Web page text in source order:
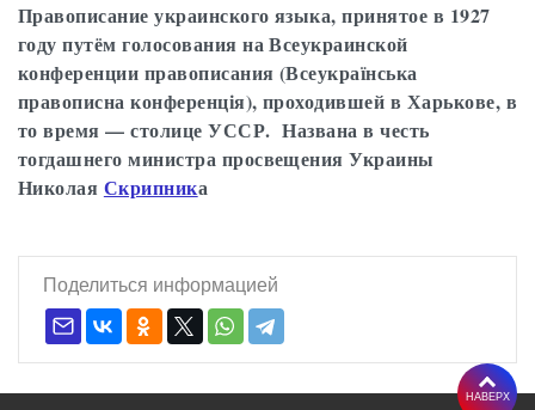
Правописание украинского языка, принятое в 1927
году путём голосования на Всеукраинской
конференции правописания (Всеукраїнська
правописна конференція), проходившей в Харькове, в
то время — столице УССР. Названа в честь
тогдашнего министра просвещения Украины
Николая Скрипника
Поделиться информацией
НАВЕРХ